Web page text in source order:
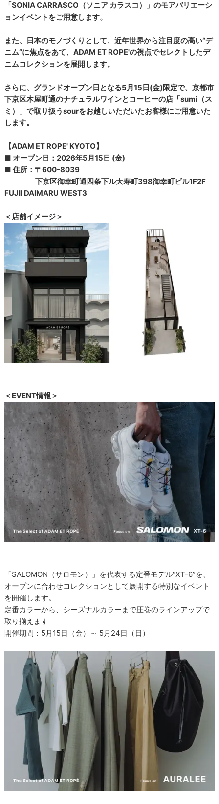
「SONIA CARRASCO（ソニア カラスコ）」のモアバリエーシ
ョンイベントをご用意します。
また、日本のモノづくりとして、近年世界から注目度の高い“デ
ニム”に焦点をあて、ADAM ET ROPE'の視点でセレクトしたデ
ニムコレクションを展開します。
さらに、グランドオープン日となる5月15日(金)限定で、京都市
下京区木屋町通のナチュラルワインとコーヒーの店「sumi（ス
ミ）」で取り扱うsourをお越しいただいたお客様にご用意いた
します。
【ADAM ET ROPE' KYOTO】
■ オープン日：2026年5月15日 (金)
■ 住所：〒600-8039
下京区御幸町通四条下ル大寿町398御幸町ビル1F2F
FUJII DAIMARU WEST3
＜店舗イメージ＞
＜EVENT情報＞
「SALOMON（サロモン）」を代表する定番モデル“XT-6”を、
オープンに合わせコレクションとして展開する特別なイベント
を開催します。
定番カラーから、シーズナルカラーまで圧巻のラインアップで
取り揃えます
開催期間：5月15日（金）～ 5月24日（日）